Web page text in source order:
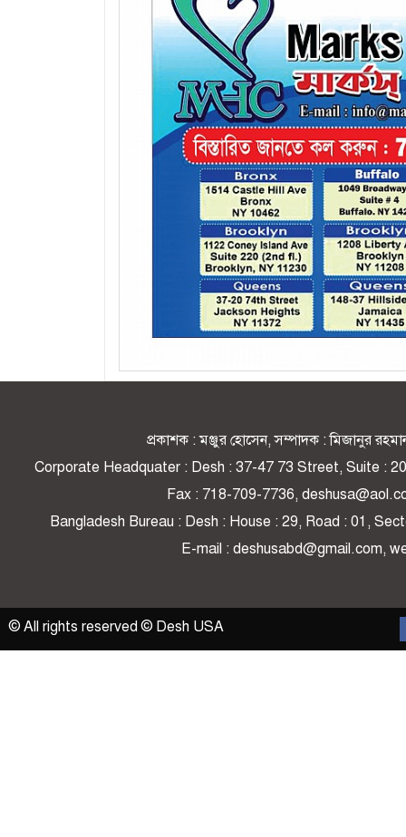
প্রকাশক : মঞ্জুর হোসেন, সম্পাদক : মিজানুর
Corporate Headquater : Desh : 37-47 73 Street, Suite :
Fax : 718-709-7736,
Bangladesh Bureau : Desh : House : 29, Road : 01,
E-mail : deshusabd@gmail.com,
© All rights reserved © Desh USA